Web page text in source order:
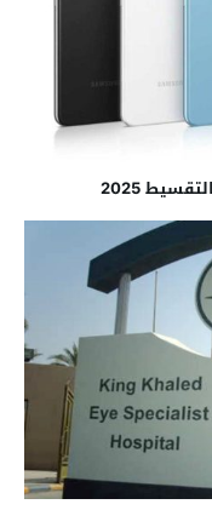
2025